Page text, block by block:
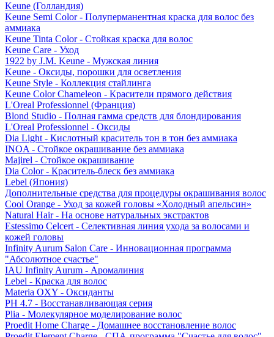
Keune (Голландия)
Keune Semi Color - Полуперманентная краска для волос без
аммиака
Keune Tinta Color - Стойкая краска для волос
Keune Care - Уход
1922 by J.M. Keune - Мужская линия
Keune - Оксиды, порошки для осветления
Keune Style - Коллекция стайлинга
Keune Color Chameleon - Красители прямого действия
L'Oreal Professionnel (Франция)
Blond Studio - Полная гамма средств для блондирования
L'Oreal Professionnel - Оксиды
Dia Light - Кислотный краситель тон в тон без аммиака
INOA - Стойкое окрашивание без аммиака
Majirel - Стойкое окрашивание
Dia Color - Краситель-блеск без аммиака
Lebel (Япония)
Дополнительные средства для процедуры окрашивания волос
Cool Orange - Уход за кожей головы «Холодный апельсин»
Natural Hair - На основе натуральных экстрактов
Estessimo Celcert - Селективная линия ухода за волосами и
кожей головы
Infinity Aurum Salon Care - Инновационная программа
"Абсолютное счастье"
IAU Infinity Aurum - Аромалиния
Lebel - Краска для волос
Materia OXY - Оксиданты
PH 4.7 - Восстанавливающая серия
Plia - Молекулярное моделирование волос
Proedit Home Charge - Домашнее восстановление волос